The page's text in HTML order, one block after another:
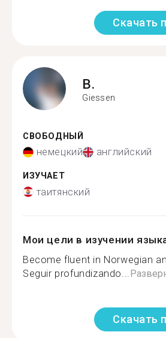
Скачать
B.
Giessen
СВОБОДНЫЙ
немецкий английский
ИЗУЧАЕТ
таитянский
Мои цели в изучении
Become fluent in Norwegian
Seguir profundizando...
Скачать